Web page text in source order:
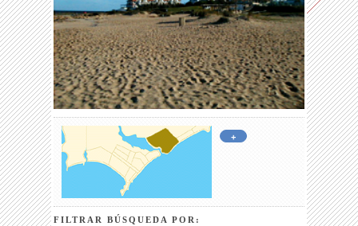
+
FILTRAR BÚSQUEDA POR: